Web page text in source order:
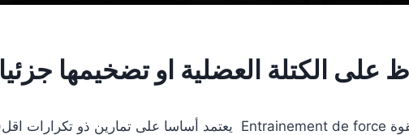
على الكتلة العضلية او تضخيمها جزئيا